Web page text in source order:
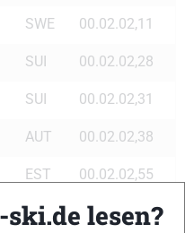
SWE 00.02.02,11
SUI 00.02.02,28
SUI 00.02.02,31
AUT 00.02.02,38
EST 00.02.02,55
EST 00.02.02,59
lesen?